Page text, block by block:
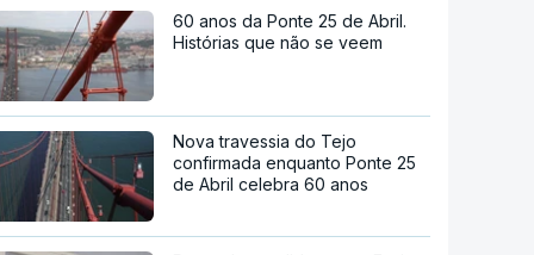
60 anos da Ponte 25 de Abril.
Histórias que não se veem
Nova travessia do Tejo
confirmada enquanto Ponte 25
de Abril celebra 60 anos